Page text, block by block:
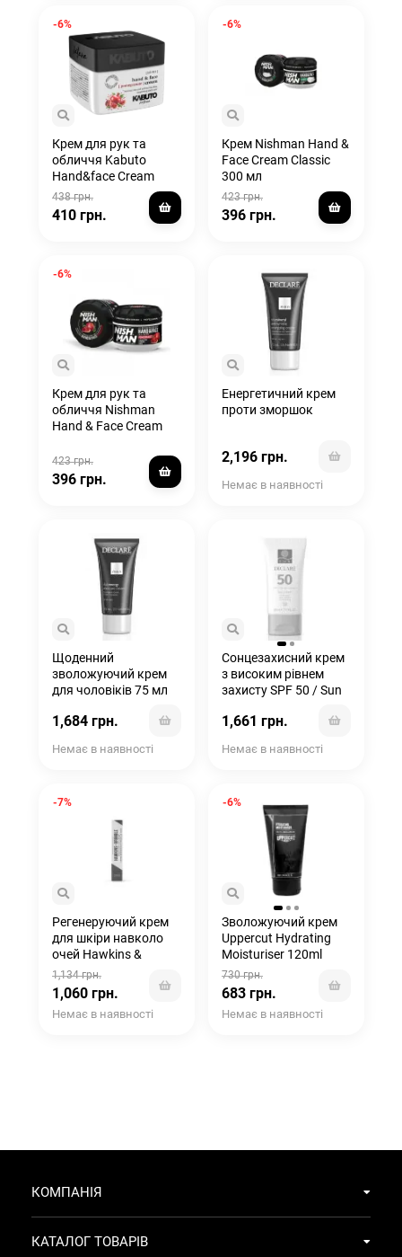
-6%
Крем для рук та
обличчя Kabuto
Hand&face Cream
Pomegranate 240 ml
438 грн.
410 грн.
-6%
Крем Nishman Hand &
Face Cream Classic
300 мл
423 грн.
396 грн.
-6%
Крем для рук та
обличчя Nishman
Hand & Face Cream
423 грн.
396 грн.
Енергетичний крем
проти зморшок
2,196 грн.
Немає в наявності
Щоденний
зволожуючий крем
для чоловіків 75 мл
1,684 грн.
Немає в наявності
Сонцезахисний крем
з високим рівнем
захисту SPF 50 / Sun
1,661 грн.
Немає в наявності
-7%
Регенеруючий крем
для шкіри навколо
очей Hawkins &
Brimble Eye Cream 20
мл
1,134 грн.
1,060 грн.
Немає в наявності
-6%
Зволожуючий крем
Uppercut Hydrating
Moisturiser 120ml
730 грн.
683 грн.
Немає в наявності
КОМПАНІЯ
КАТАЛОГ ТОВАРІВ